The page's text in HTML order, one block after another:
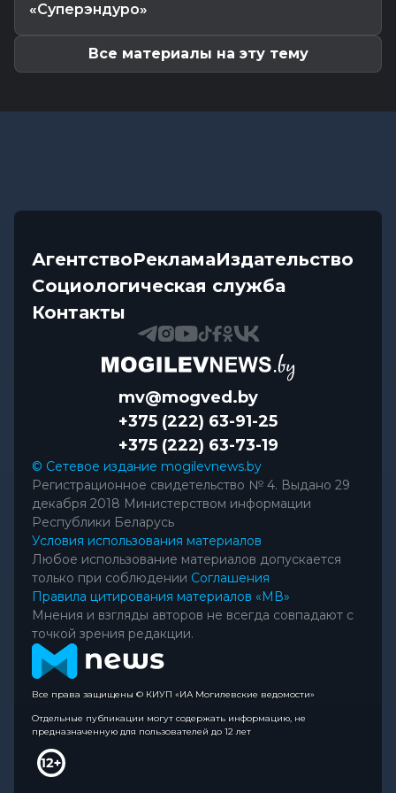
Почему мозг стирает сны через минуту после
подъема, чем они полезны в...
«Суперэндуро»
Все материалы на эту тему
АгентствоРекламаИздательство
Социологическая служба
Контакты
mv@mogved.by
+375 (222) 63-91-25
+375 (222) 63-73-19
© Сетевое издание mogilevnews.by
Регистрационное свидетельство № 4. Выдано 29
декабря 2018 Министерством информации
Республики Беларусь
Условия использования материалов
Любое использование материалов допускается
только при соблюдении Соглашения
Правила цитирования материалов «МВ»
Мнения и взгляды авторов не всегда совпадают с
точкой зрения редакции.
Все права защищены © КИУП «ИА Могилевские ведомости»
Отдельные публикации могут содержать информацию, не
предназначенную для пользователей до 12 лет